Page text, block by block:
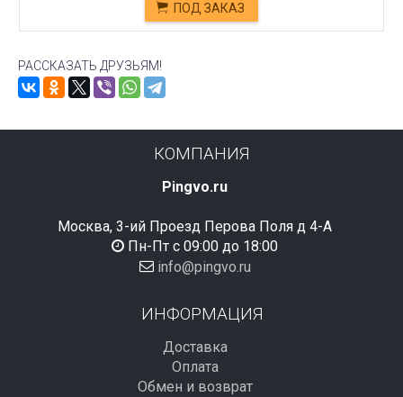
ПОД ЗАКАЗ
РАССКАЗАТЬ ДРУЗЬЯМ!
КОМПАНИЯ
Pingvo.ru
Москва, 3-ий Проезд Перова Поля д 4-А
Пн-Пт с 09:00 до 18:00
info@pingvo.ru
ИНФОРМАЦИЯ
Доставка
Оплата
Обмен и возврат